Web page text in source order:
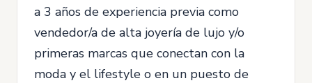
a 3 años de experiencia previa como
vendedor/a de alta joyería de lujo y/o
primeras marcas que conectan con la
moda y el lifestyle o en un puesto de